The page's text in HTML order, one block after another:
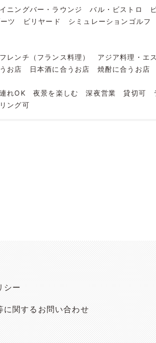
ニングバー・ラウンジ バル・ビストロ
ツ ビリヤード シミュレーションゴルフ
フレンチ（フランス料理） アジア料理・エ
お店 日本酒に合うお店
焼酎に合うお店
れOK 夜景を楽しむ 深夜営業 貸切可
ング可
シー
に関するお問い合わせ